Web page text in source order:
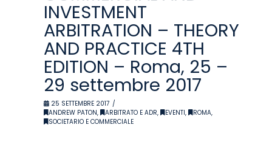
INVESTMENT
ARBITRATION – THEORY
AND PRACTICE 4TH
EDITION – Roma, 25 –
29 settembre 2017
25 SETTEMBRE 2017
ANDREW PATON, ARBITRATO E ADR, EVENTI, ROMA,
SOCIETARIO E COMMERCIALE